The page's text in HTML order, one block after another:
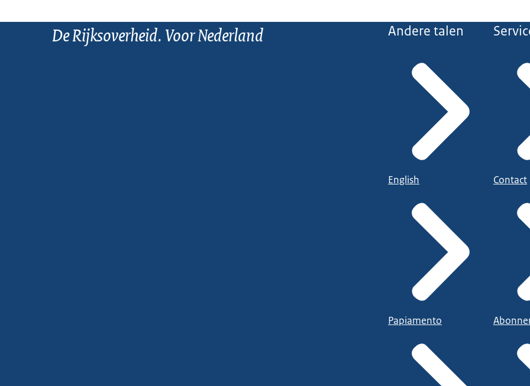
De Rijksoverheid. Voor Nederland Andere talen
English
Papiamento
Contact